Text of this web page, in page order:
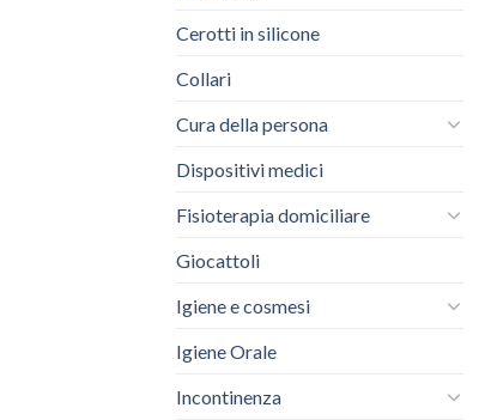
Cerotti in silicone
Collari
Cura della persona
Dispositivi medici
Fisioterapia domiciliare
Giocattoli
Igiene e cosmesi
Igiene Orale
Incontinenza